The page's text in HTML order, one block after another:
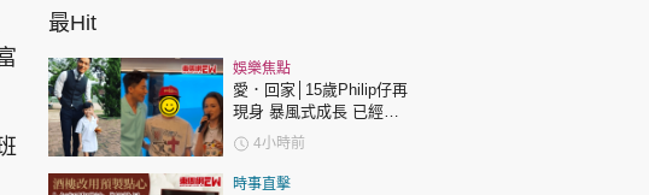
娛樂名人
文化藝術
時政財經
最Hit
娛樂焦點
愛．回家│15歲Philip仔再
現身 暴風式成長 已經高
過「三太」樊亦敏！
4小時前
時事直擊